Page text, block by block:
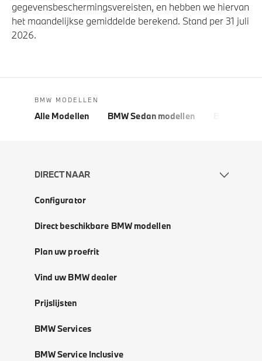
gegevensbeschermingsvereisten, en hebben we hiervan
het maandelijkse gemiddelde berekend. Stand per 31 juli
2026.
BMW MODELLEN
Alle Modellen BMW Sedan modellen
DIRECT NAAR
Configurator
Direct beschikbare BMW modellen
Plan uw proefrit
Vind uw BMW dealer
Prijslijsten
BMW Services
BMW Service Inclusive